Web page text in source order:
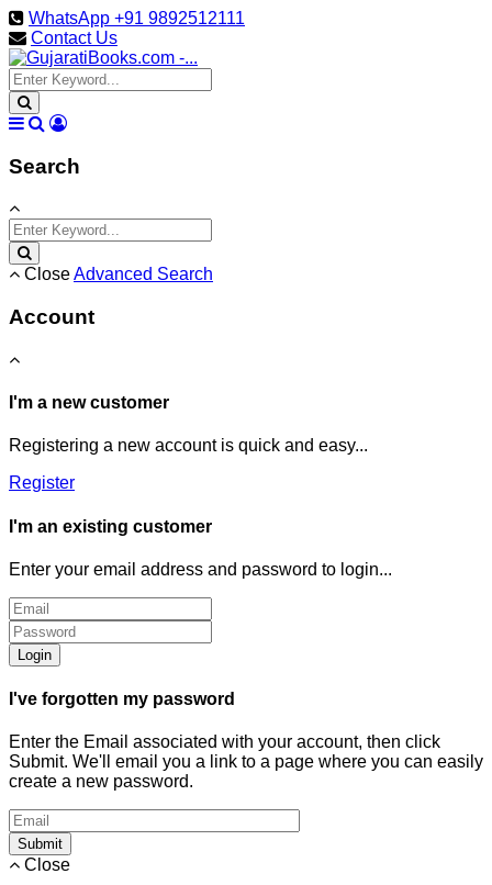
WhatsApp +91 9892512111
Contact Us
Search
CloseAdvanced Search
Account
I'm a new customer
Registering a new account is quick and easy...
Register
I'm an existing customer
Enter your email address and password to login...
Login
I've forgotten my password
Enter the Email associated with your account, then click
Submit. We'll email you a link to a page where you can easily
create a new password.
Submit
Close